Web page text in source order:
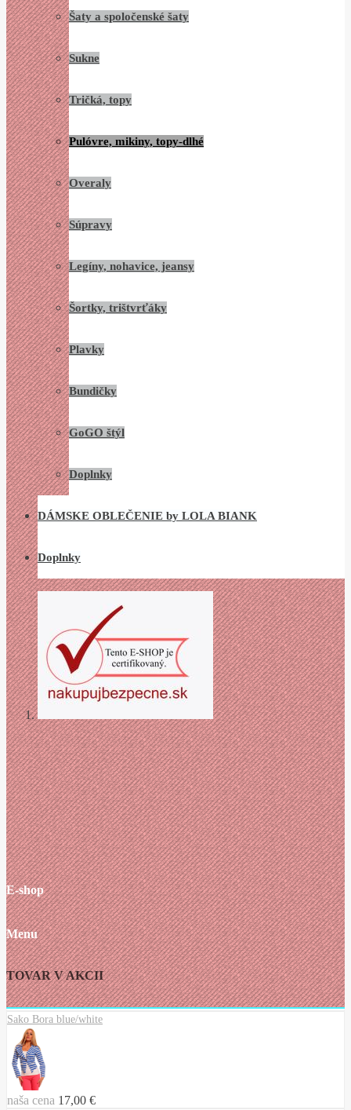
Šaty a spoločenské šaty
Sukne
Tričká, topy
Pulóvre, mikiny, topy-dlhé
Overaly
Súpravy
Legíny, nohavice, jeansy
Šortky, trištvrťáky
Plavky
Bundičky
GoGO štýl
Doplnky
DÁMSKE OBLEČENIE by LOLA BIANK
Doplnky
E-shop
Menu
TOVAR V AKCII
Sako Bora blue/white
naša cena 17,00 €